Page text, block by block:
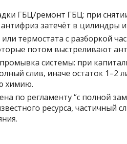
ГБЦ/ремонт ГБЦ: при
затечёт в цилиндры
термостата с разборкой
потом выстреливают
системы: при
слив, иначе остаток 1–2
химию.
по регламенту “с полной
ресурса, частичный